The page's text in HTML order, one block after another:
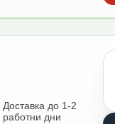
Доставка до 1-2
работни дни